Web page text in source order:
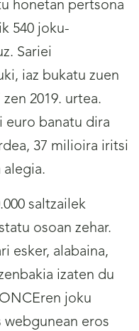
honetan pertsona
540 joku-
Sariei
iaz bukatu zuen
2019. urtea.
euro banatu dira
37 milioira iritsi
alegia.
saltzailek
osoan zehar.
esker, alabaina,
izaten du
joku
webgunean eros